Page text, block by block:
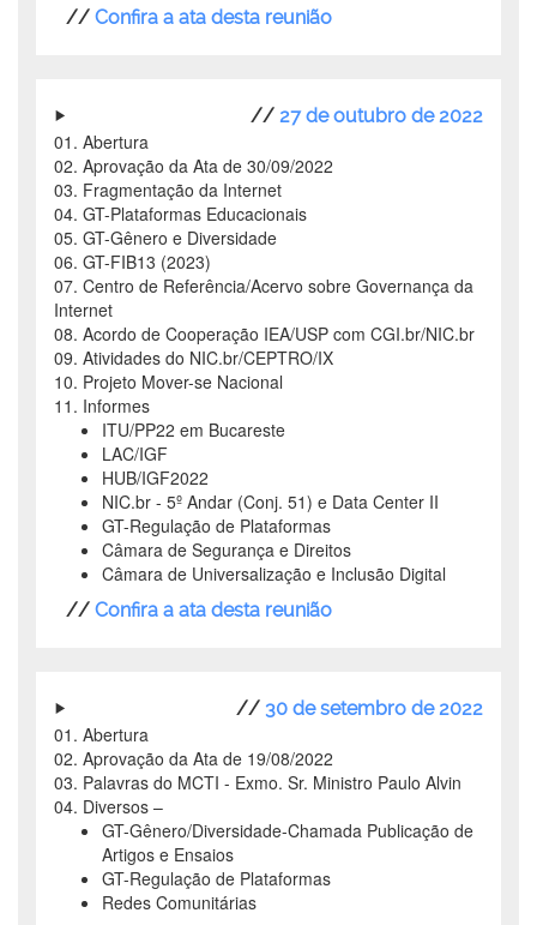
// Confira a ata desta reunião
// 27 de outubro de 2022
01. Abertura
02. Aprovação da Ata de 30/09/2022
03. Fragmentação da Internet
04. GT-Plataformas Educacionais
05. GT-Gênero e Diversidade
06. GT-FIB13 (2023)
07. Centro de Referência/Acervo sobre Governança da
Internet
08. Acordo de Cooperação IEA/USP com CGI.br/NIC.br
09. Atividades do NIC.br/CEPTRO/IX
10. Projeto Mover-se Nacional
11. Informes
ITU/PP22 em Bucareste
LAC/IGF
HUB/IGF2022
NIC.br - 5º Andar (Conj. 51) e Data Center II
GT-Regulação de Plataformas
Câmara de Segurança e Direitos
Câmara de Universalização e Inclusão Digital
// Confira a ata desta reunião
// 30 de setembro de 2022
01. Abertura
02. Aprovação da Ata de 19/08/2022
03. Palavras do MCTI - Exmo. Sr. Ministro Paulo Alvin
04. Diversos –
GT-Gênero/Diversidade-Chamada Publicação de
Artigos e Ensaios
GT-Regulação de Plataformas
Redes Comunitárias